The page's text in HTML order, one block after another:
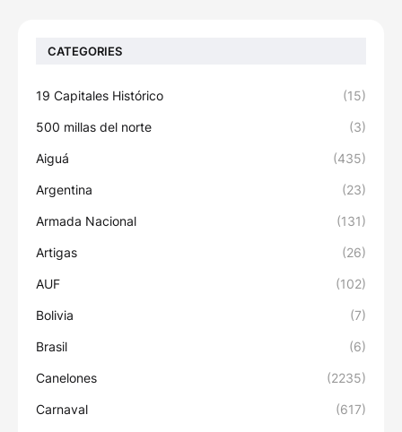
CATEGORIES
19 Capitales Histórico (15)
500 millas del norte (3)
Aiguá (435)
Argentina (23)
Armada Nacional (131)
Artigas (26)
AUF (102)
Bolivia (7)
Brasil (6)
Canelones (2235)
Carnaval (617)